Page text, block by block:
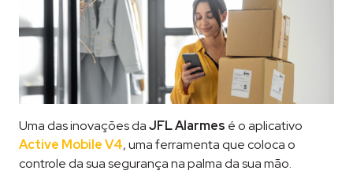
Uma das inovações daJFL Alarmes é o aplicativo
Active Mobile V4, uma ferramenta que coloca o
controle da sua segurança na palma da sua mão.